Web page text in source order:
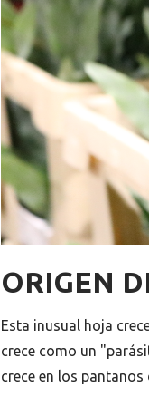
ORIGEN
Esta inusual hoja
crece como un
crece en los